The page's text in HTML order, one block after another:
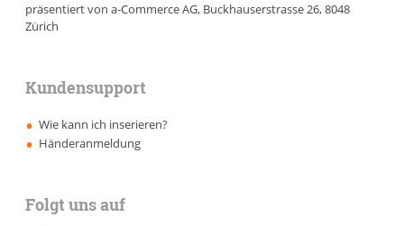
präsentiert von a-Commerce AG, Buckhauserstrasse 26, 8048
Zürich
Kundensupport
Wie kann ich inserieren?
Händeranmeldung
Folgt uns auf